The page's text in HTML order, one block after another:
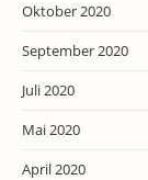
Oktober 2020
September 2020
Juli 2020
Mai 2020
April 2020